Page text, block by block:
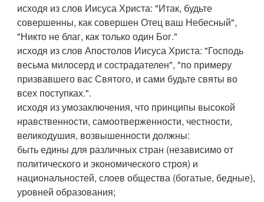
исходя из слов Иисуса Христа: "Итак, будьте
совершенны, как совершен Отец ваш Небесный",
"Никто не благ, как только один Бог."
исходя из слов Апостолов Иисуса Христа: "Господь
весьма милосерд и сострадателен", "по примеру
призвавшего вас Святого, и сами будьте святы во
всех поступках.".
исходя из умозаключения, что принципы высокой
нравственности, самоотверженности, честности,
великодушия, возвышенности должны:
быть едины для различных стран (независимо от
политического и экономического строя) и
национальностей, слоев общества (богатые, бедные),
уровней образования;